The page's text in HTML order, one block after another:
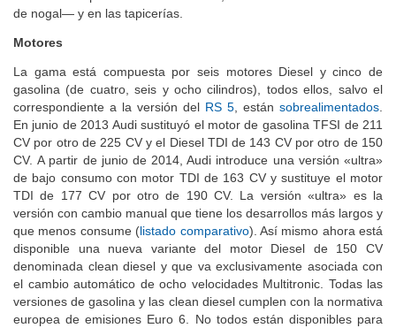
de nogal— y en las tapicerías.
Motores
La gama está compuesta por seis motores Diesel y cinco de
gasolina (de cuatro, seis y ocho cilindros), todos ellos, salvo el
correspondiente a la versión del RS 5, están sobrealimentados.
En junio de 2013 Audi sustituyó el motor de gasolina TFSI de 211
CV por otro de 225 CV y el Diesel TDI de 143 CV por otro de 150
CV. A partir de junio de 2014, Audi introduce una versión «ultra»
de bajo consumo con motor TDI de 163 CV y sustituye el motor
TDI de 177 CV por otro de 190 CV. La versión «ultra» es la
versión con cambio manual que tiene los desarrollos más largos y
que menos consume (listado comparativo). Así mismo ahora está
disponible una nueva variante del motor Diesel de 150 CV
denominada clean diesel y que va exclusivamente asociada con
el cambio automático de ocho velocidades Multitronic. Todas las
versiones de gasolina y las clean diesel cumplen con la normativa
europea de emisiones Euro 6. No todos están disponibles para